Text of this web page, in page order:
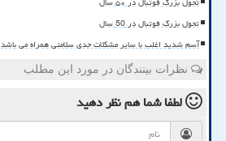
تحول بزرگ فوتبال در 50 سال
آسم شدید اغلب با سایر مشکلات جدی سلامتی همراه می باشد
نظرات بینندگان در مورد این مطلب
لطفا شما همنظر دهید